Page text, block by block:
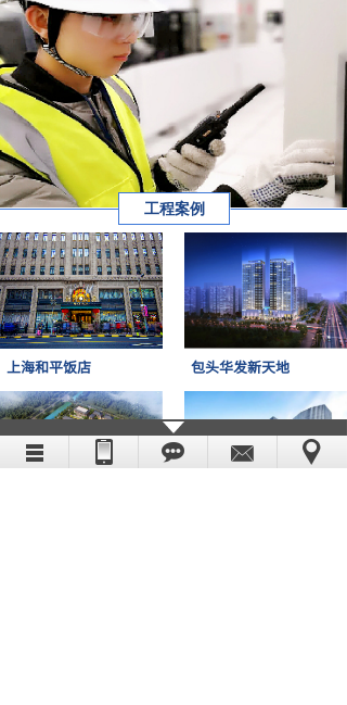
工程案例
上海和平饭店 包头华发新天地